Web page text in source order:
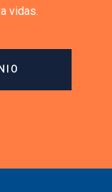
vidas.